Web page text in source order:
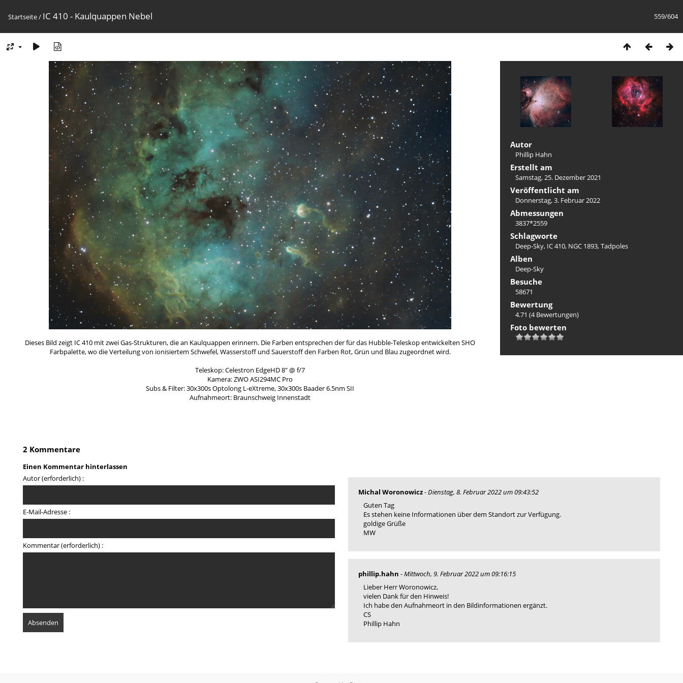
559/604
Startseite/ IC 410 - Kaulquappen Nebel
Dieses Bild zeigt IC 410 mit zwei Gas-Strukturen, die an Kaulquappen erinnern. Die Farben entsprechen der für das Hubble-Teleskop entwickelten SHO
Farbpalette, wo die Verteilung von ionisiertem Schwefel, Wasserstoff und Sauerstoff den Farben Rot, Grün und Blau zugeordnet wird.
Teleskop: Celestron EdgeHD 8" @ f/7
Kamera: ZWO ASI294MC Pro
Subs & Filter: 30x300s Optolong L-eXtreme, 30x300s Baader 6.5nm SII
Aufnahmeort: Braunschweig Innenstadt
Autor
Phillip Hahn
Erstellt am
Samstag, 25. Dezember 2021
Veröffentlicht am
Donnerstag, 3. Februar 2022
Abmessungen
3837*2559
Schlagworte
Deep-Sky, IC 410, NGC 1893,Tadpoles
Alben
Deep-Sky
Besuche
58671
Bewertung
4.71 (4 Bewertungen)
Foto bewerten
2 Kommentare
Einen Kommentar hinterlassen
Autor (erforderlich) :
E-Mail-Adresse :
Kommentar (erforderlich) :
Michal Woronowicz-Dienstag, 8. Februar 2022 um 09:43:52
Guten Tag
Es stehen keine Informationen über dem Standort zur Verfügung.
goldige Grüße
MW
phillip.hahn -Mittwoch, 9. Februar 2022 um 09:16:15
Lieber Herr Woronowicz,
vielen Dank für den Hinweis!
Ich habe den Aufnahmeort in den Bildinformationen ergänzt.
CS
Phillip Hahn